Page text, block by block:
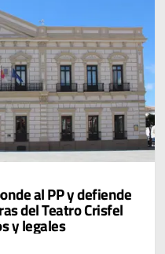
al PP y defiende
del Teatro Crisfel
y legales